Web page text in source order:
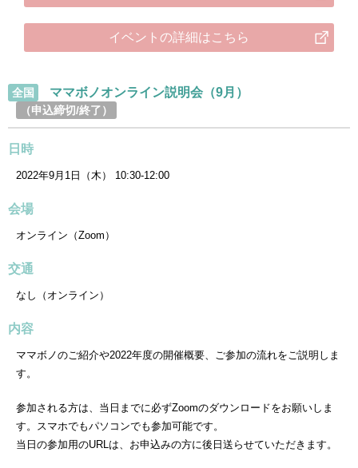
イベントの詳細はこちら
全国 ママボノオンライン説明会（9月）
（申込締切/終了）
日時
2022年9月1日（木） 10:30-12:00
会場
オンライン（Zoom）
交通
なし（オンライン）
内容
ママボノのご紹介や2022年度の開催概要、ご参加の流れをご説明しま
す。
参加される方は、当日までに必ずZoomのダウンロードをお願いしま
す。スマホでもパソコンでも参加可能です。
当日の参加用のURLは、お申込みの方に後日送らせていただきます。